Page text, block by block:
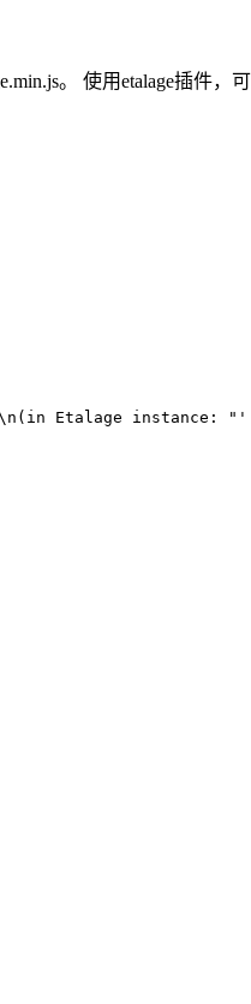
。 使用etalage插件
Etalage instance: